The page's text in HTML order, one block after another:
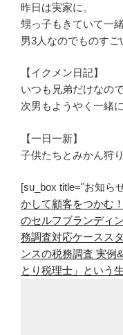
昨日は実家に。
甥っ子もきていて一
男3人なのでものすご
【イクメン日記】
いつも兄弟だけなの
次男もようやく一緒
【一日一新】
子供たちとみかん狩り
[su_box title="お知ら
かして顧客をつかむ
のセルフブランディ
務調査対応ケースス
ンスの税務調査 実例
とり税理士」という